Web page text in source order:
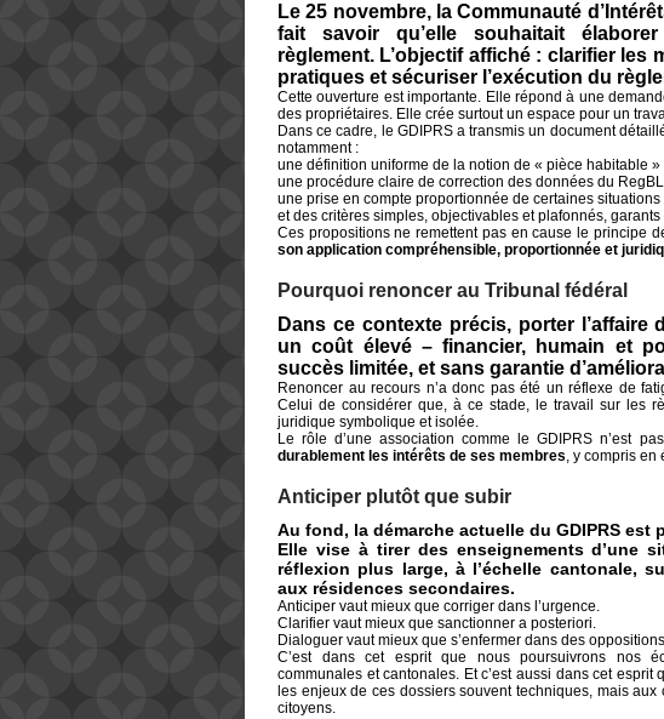
Le 25 novembre, la Communauté
fait savoir qu’elle souhaitait
règlement. L’objectif affiché : clarifier les
pratiques et sécuriser l’exécution du
Cette ouverture est importante. Elle répond à une
des propriétaires. Elle crée surtout un espace pour un
Dans ce cadre, le GDIPRS a transmis un document
notamment :
une définition uniforme de la notion de « pièce habitable »
une procédure claire de correction des données du
une prise en compte proportionnée de certaines
et des critères simples, objectivables et plafonnés, garants
Ces propositions ne remettent pas en cause le principe
son application compréhensible, proportionnée et
Pourquoi renoncer au Tribunal fédéral
Dans ce contexte précis, porter l’affaire
un coût élevé – financier, humain et
succès limitée, et sans garantie
Renoncer au recours n’a donc pas été un réflexe de
Celui de considérer que, à ce stade, le travail sur les
juridique symbolique et isolée.
Le rôle d’une association comme le GDIPRS n’est
durablement les intérêts de ses membres, y compris en
Anticiper plutôt que subir
Au fond, la démarche actuelle du GDIPRS est
Elle vise à tirer des enseignements d’une
réflexion plus large, à l’échelle cantonale,
aux résidences secondaires.
Anticiper vaut mieux que corriger dans l’urgence.
Clarifier vaut mieux que sanctionner a posteriori.
Dialoguer vaut mieux que s’enfermer dans des
C’est dans cet esprit que nous poursuivrons nos
communales et cantonales. Et c’est aussi dans cet
les enjeux de ces dossiers souvent techniques, mais
citoyens.